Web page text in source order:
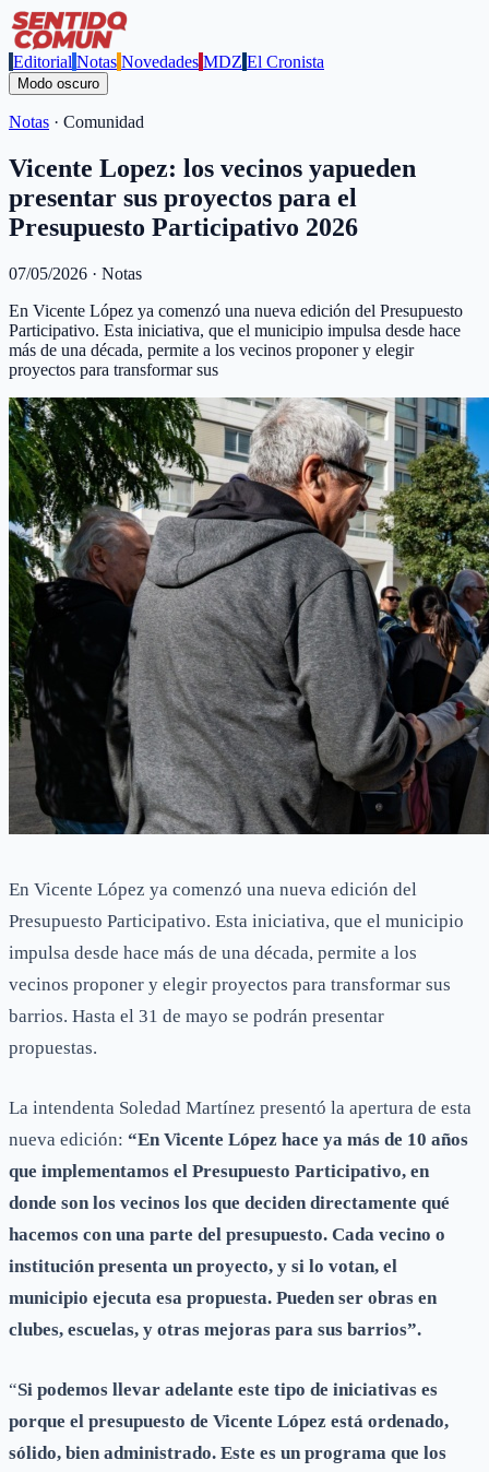
Editorial Notas Novedades MDZ El Cronista
Modo oscuro
Notas · Comunidad
Vicente Lopez: los vecinos yapueden
presentar sus proyectos para el
Presupuesto Participativo 2026
07/05/2026 · Notas
En Vicente López ya comenzó una nueva edición del Presupuesto
Participativo. Esta iniciativa, que el municipio impulsa desde hace
más de una década, permite a los vecinos proponer y elegir
proyectos para transformar sus
En Vicente López ya comenzó una nueva edición del
Presupuesto Participativo. Esta iniciativa, que el municipio
impulsa desde hace más de una década, permite a los
vecinos proponer y elegir proyectos para transformar sus
barrios. Hasta el 31 de mayo se podrán presentar
propuestas.
La intendenta Soledad Martínez presentó la apertura de esta
nueva edición: “En Vicente López hace ya más de 10 años
que implementamos el Presupuesto Participativo, en
donde son los vecinos los que deciden directamente qué
hacemos con una parte del presupuesto. Cada vecino o
institución presenta un proyecto, y si lo votan, el
municipio ejecuta esa propuesta. Pueden ser obras en
clubes, escuelas, y otras mejoras para sus barrios”.
“Si podemos llevar adelante este tipo de iniciativas es
porque el presupuesto de Vicente López está ordenado,
sólido, bien administrado. Este es un programa que los